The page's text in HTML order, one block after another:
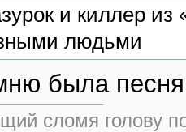
и киллер из
людьми
была
сломя голову